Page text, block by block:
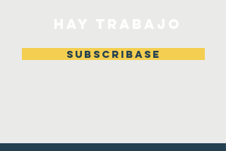
Subscribase